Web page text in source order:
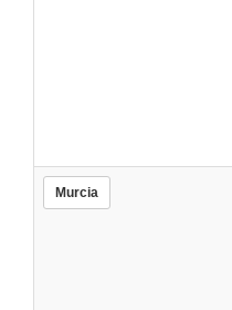
Murcia